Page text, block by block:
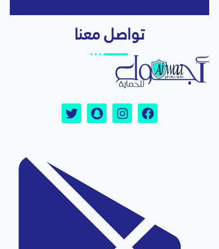
تواصل معنا